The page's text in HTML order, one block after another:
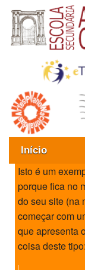
Início
Exames
Oferta formativa
SIGE
Isto é um
porque fica no
do seu site (na
começar com
que apresenta
coisa deste tipo: